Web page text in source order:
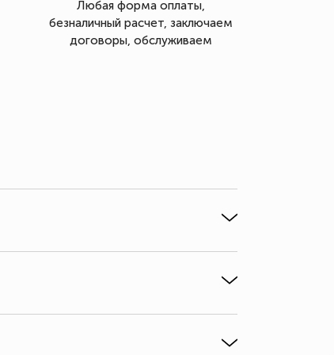
Любая форма оплаты,
безналичный расчет, заключаем
договоры, обслуживаем